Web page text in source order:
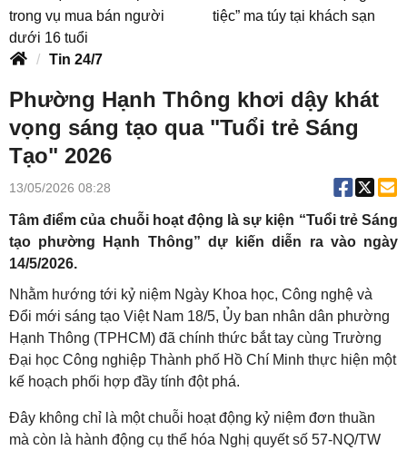
trong vụ mua bán người
dưới 16 tuổi
tiệc” ma túy tại khách sạn
Tin 24/7
Phường Hạnh Thông khơi dậy khát
vọng sáng tạo qua "Tuổi trẻ Sáng
Tạo" 2026
13/05/2026 08:28
Tâm điểm của chuỗi hoạt động là sự kiện “Tuổi trẻ Sáng
tạo phường Hạnh Thông” dự kiến diễn ra vào ngày
14/5/2026.
Nhằm hướng tới kỷ niệm Ngày Khoa học, Công nghệ và
Đổi mới sáng tạo Việt Nam 18/5, Ủy ban nhân dân phường
Hạnh Thông (TPHCM) đã chính thức bắt tay cùng Trường
Đại học Công nghiệp Thành phố Hồ Chí Minh thực hiện một
kế hoạch phối hợp đầy tính đột phá.
Đây không chỉ là một chuỗi hoạt động kỷ niệm đơn thuần
mà còn là hành động cụ thể hóa Nghị quyết số 57-NQ/TW